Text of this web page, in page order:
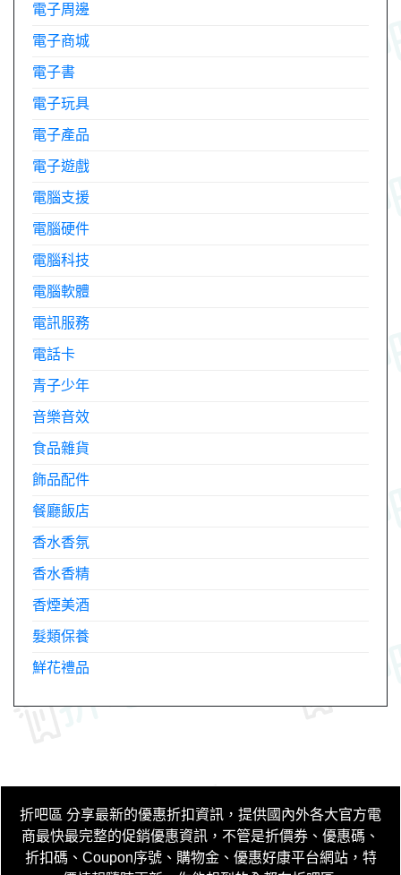
電子周邊
電子商城
電子書
電子玩具
電子產品
電子遊戲
電腦支援
電腦硬件
電腦科技
電腦軟體
電訊服務
電話卡
青子少年
音樂音效
食品雜貨
飾品配件
餐廳飯店
香水香氛
香水香精
香煙美酒
髮類保養
鮮花禮品
折吧區 分享最新的優惠折扣資訊，提供國內外各大官方電
商最快最完整的促銷優惠資訊，不管是折價券、優惠碼、
折扣碼、Coupon序號、購物金、優惠好康平台網站，特